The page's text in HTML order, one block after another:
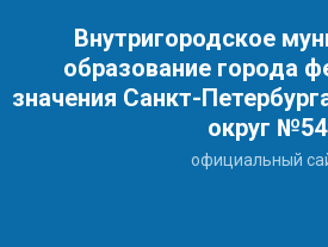
Внутригородское
образование города
значения Санкт-
округ №54
официальный